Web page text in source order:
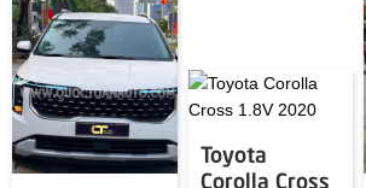
Toyota
Corolla Cross